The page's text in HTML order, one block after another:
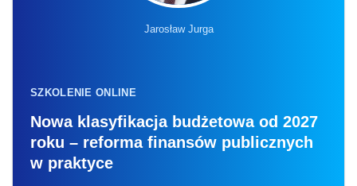
Jarosław Jurga
SZKOLENIE ONLINE
Nowa klasyfikacja budżetowa od 2027
roku – reforma finansów publicznych
w praktyce